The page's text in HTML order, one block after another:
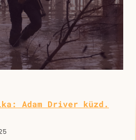
Adam Driver küzd.